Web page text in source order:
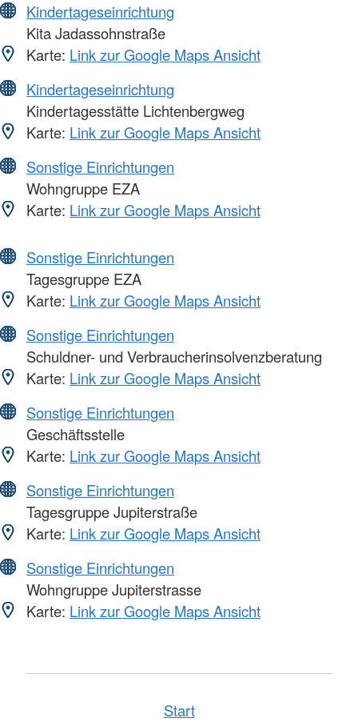
Kindertageseinrichtung
Kita Jadassohnstraße
Karte: Link zur Google Maps Ansicht
Kindertageseinrichtung
Kindertagesstätte Lichtenbergweg
Karte: Link zur Google Maps Ansicht
Sonstige Einrichtungen
Wohngruppe EZA
Karte: Link zur Google Maps Ansicht
Sonstige Einrichtungen
Tagesgruppe EZA
Karte: Link zur Google Maps Ansicht
Sonstige Einrichtungen
Schuldner- und Verbraucherinsolvenzberatung
Karte: Link zur Google Maps Ansicht
Sonstige Einrichtungen
Geschäftsstelle
Karte: Link zur Google Maps Ansicht
Sonstige Einrichtungen
Tagesgruppe Jupiterstraße
Karte: Link zur Google Maps Ansicht
Sonstige Einrichtungen
Wohngruppe Jupiterstrasse
Karte: Link zur Google Maps Ansicht
Start